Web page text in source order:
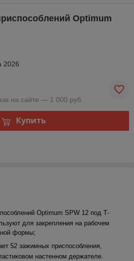
Optimum
2026
на сайте — 1 000 руб.
Купить
Optimum SPW 12 под Т-
для закрепления на рабочем
формы;
52 зажимных приспособления,
настенном держателе.